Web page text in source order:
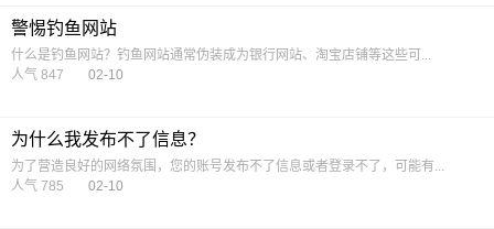
警惕钓鱼网站
什么是钓鱼网站？钓鱼网站通常伪装成为银行网站、淘宝店铺等这些可...
人气 847
02-10
为什么我发布不了信息？
为了营造良好的网络氛围，您的账号发布不了信息或者登录不了，可能有...
人气 785
02-10